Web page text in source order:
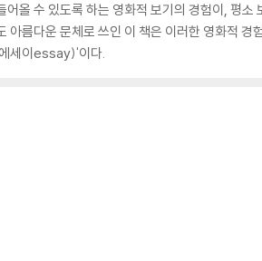
올 수 있도록 하는 영화적 보기의 경험이, 평
아름다운 문체로 쓰인 이 책은 이러한 영화적
세이essay)'이다.